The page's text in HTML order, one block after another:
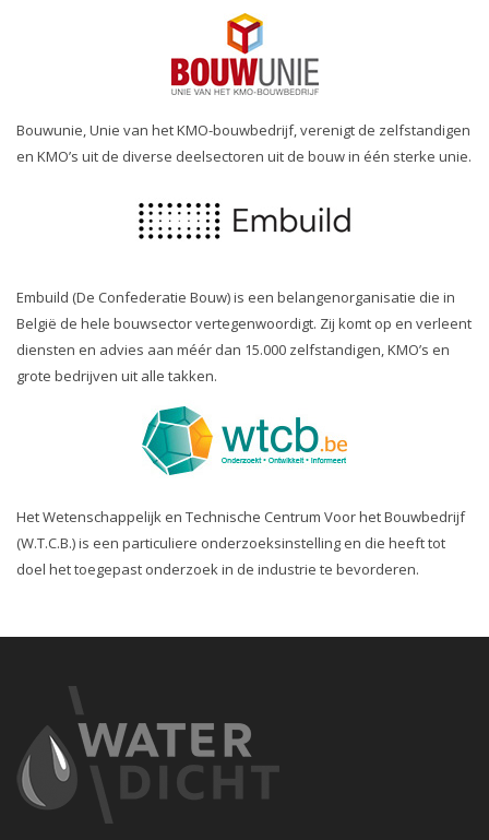
Bouwunie, Unie van het KMO-bouwbedrijf, verenigt de zelfstandigen
en KMO’s uit de diverse deelsectoren uit de bouw in één sterke unie.
Embuild (De Confederatie Bouw) is een belangenorganisatie die in
België de hele bouwsector vertegenwoordigt. Zij komt op en verleent
diensten en advies aan méér dan 15.000 zelfstandigen, KMO’s en
grote bedrijven uit alle takken.
Het Wetenschappelijk en Technische Centrum Voor het Bouwbedrijf
(W.T.C.B.) is een particuliere onderzoeksinstelling en die heeft tot
doel het toegepast onderzoek in de industrie te bevorderen.